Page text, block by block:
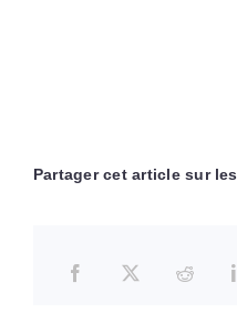
Partager cet article sur